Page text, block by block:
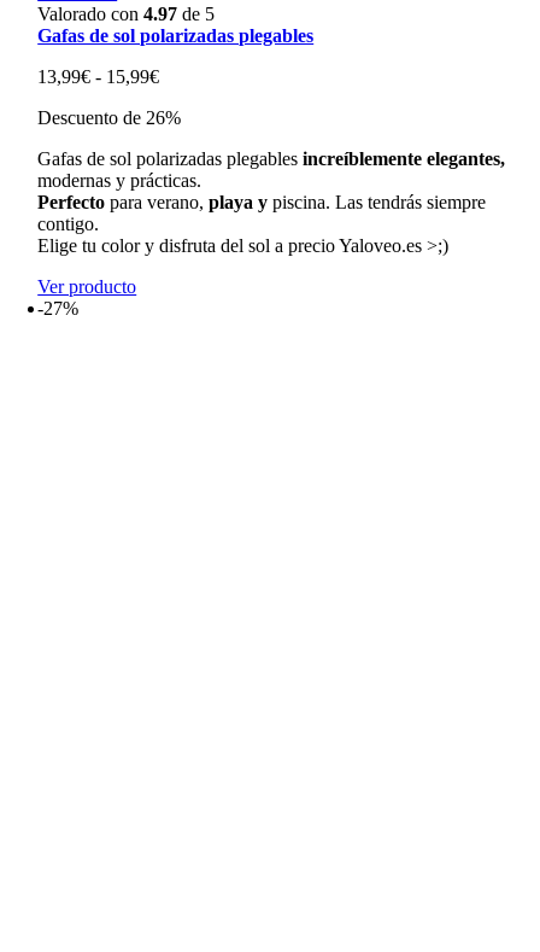
Valorado con4.97 de 5
Gafas de sol polarizadas plegables
13,99€ - 15,99€Rango
precios:
13,99€
hasta
15,99€
Descuento de 26%
Gafas de sol polarizadas plegablesincreíblemente elegantes,
modernas y prácticas.
Perfecto para verano,playa y piscina. Las tendrás siempre
contigo.
Elige tu color y disfruta del sol a precio Yaloveo.es >;)
Ver producto
-27%